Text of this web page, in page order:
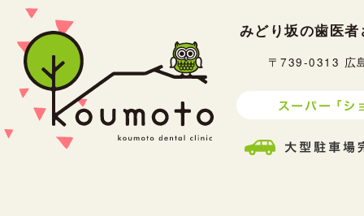
みどり坂の歯医者
〒739-0313 広